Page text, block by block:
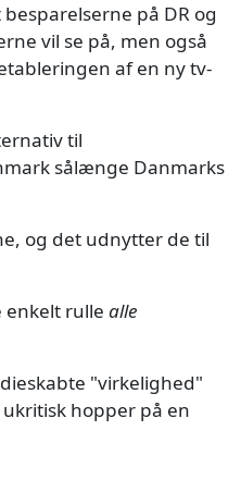
på DR og
vil se på, men også
af en ny tv-
til
sålænge Danmarks
og det udnytter de til
enkelt rulle alle
"virkelighed"
hopper på en